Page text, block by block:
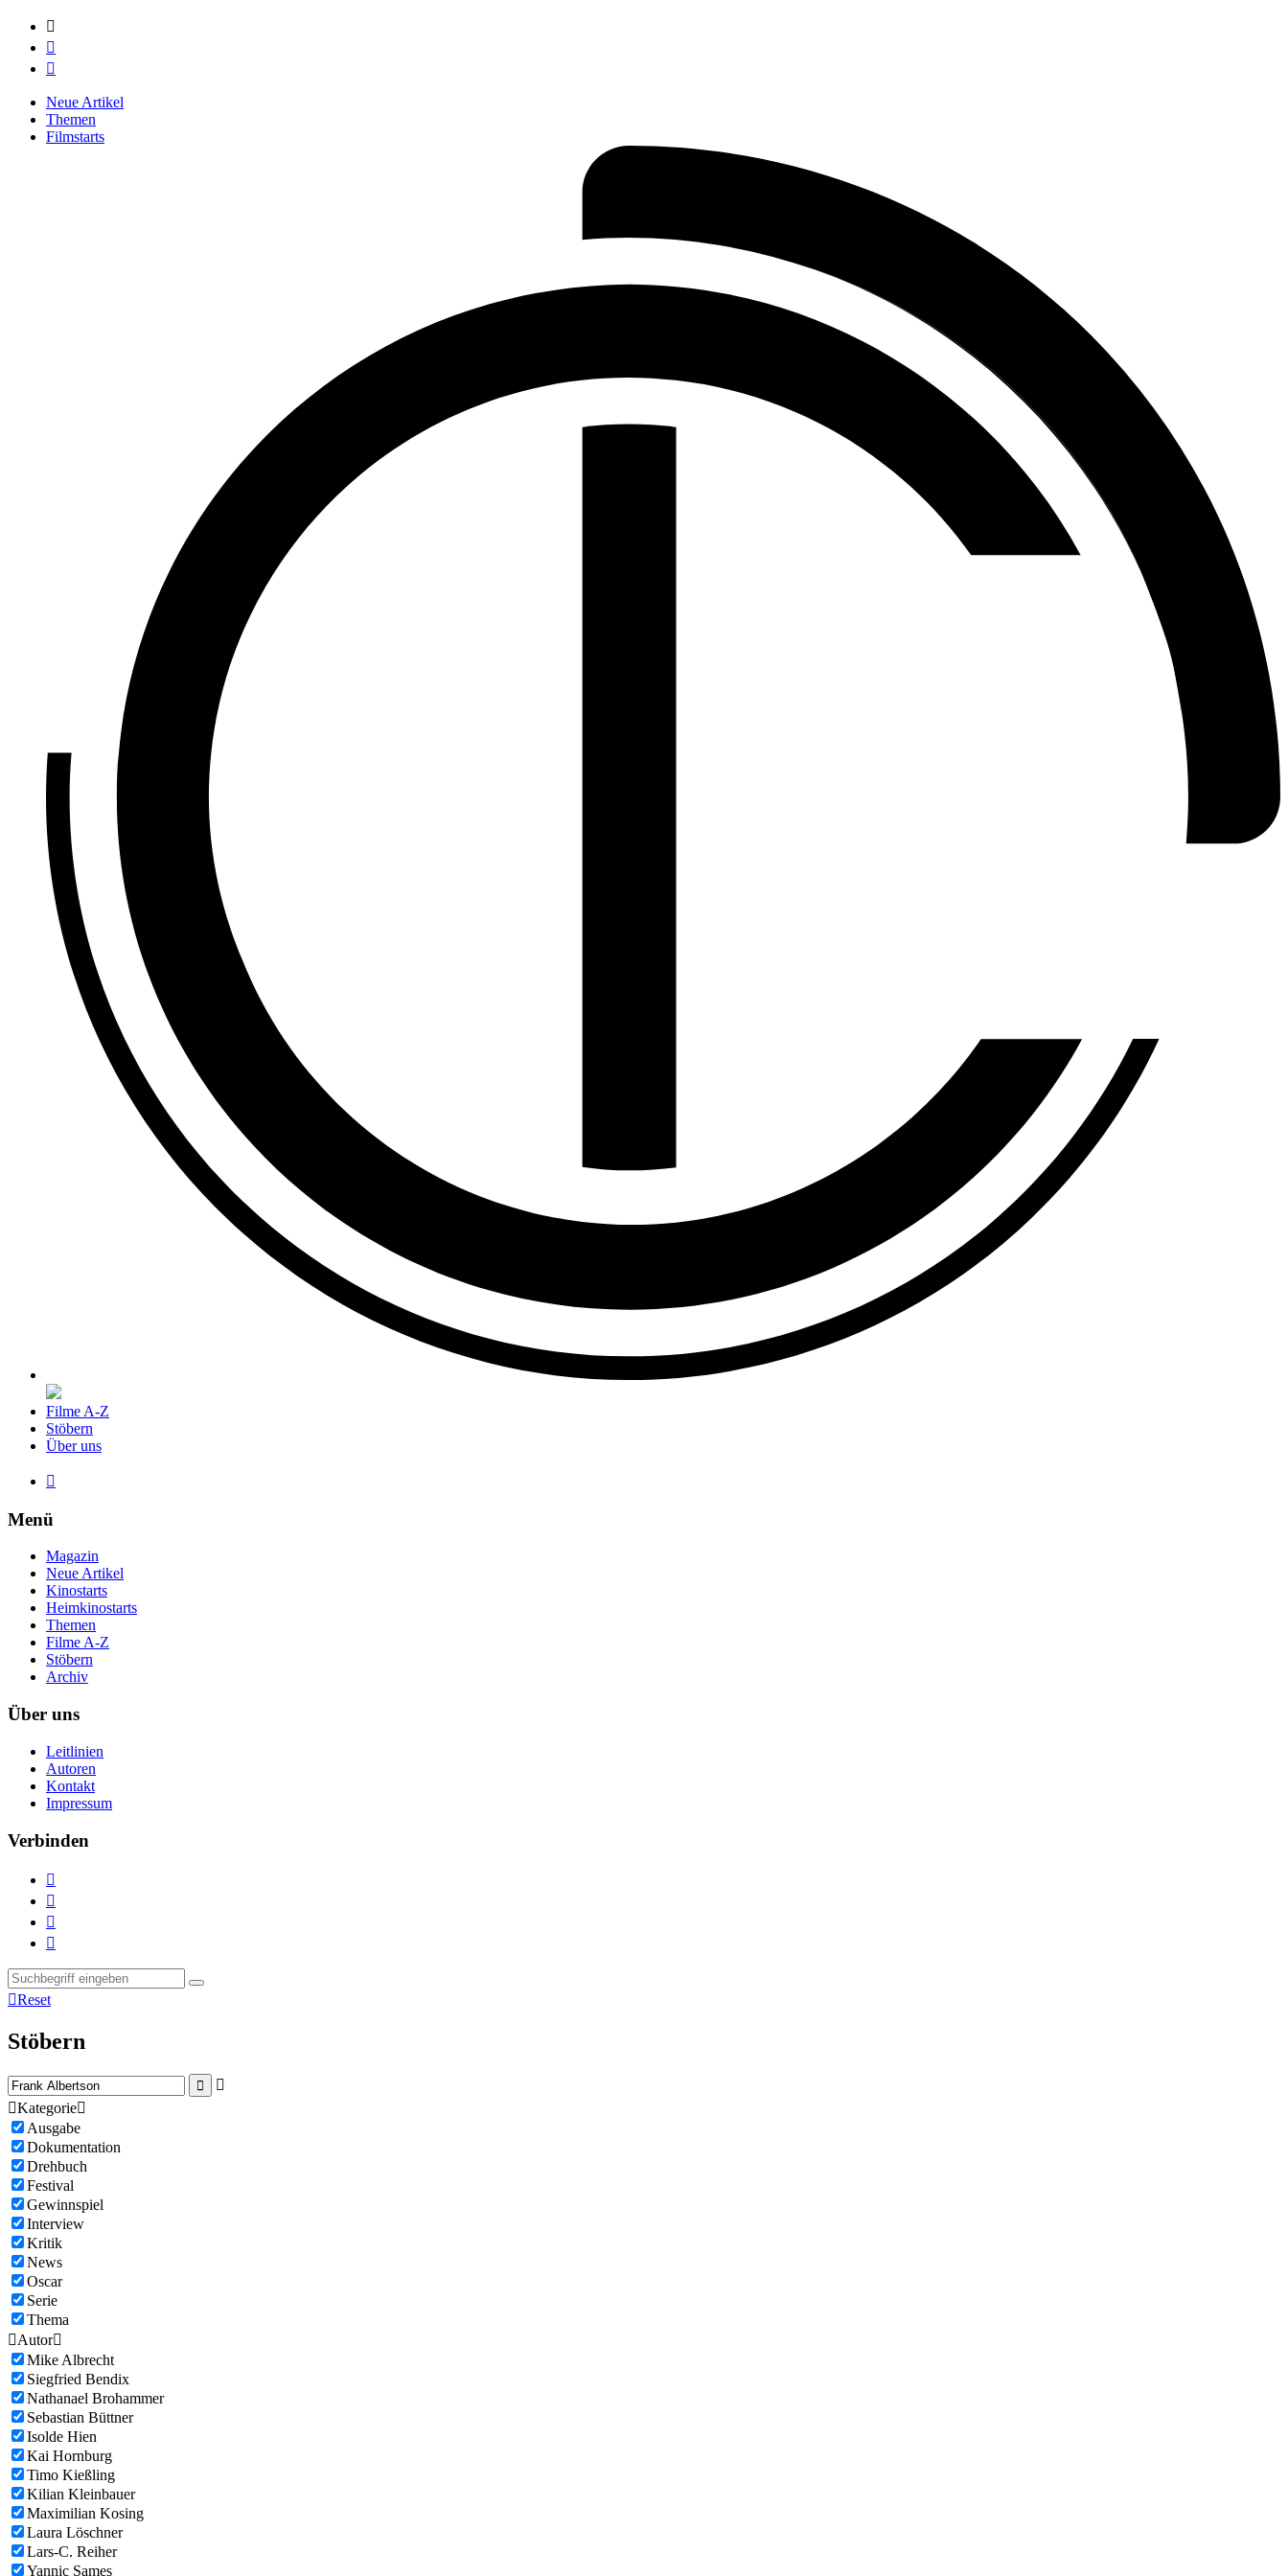



Neue Artikel
Themen
Filmstarts
Filme A-Z
Stöbern
Über uns

Menü
Magazin
Neue Artikel
Kinostarts
Heimkinostarts
Themen
Filme A-Z
Stöbern
Archiv
Über uns
Leitlinien
Autoren
Kontakt
Impressum
Verbinden




Reset
Stöbern


Kategorie
Ausgabe
Dokumentation
Drehbuch
Festival
Gewinnspiel
Interview
Kritik
News
Oscar
Serie
Thema
Autor
Mike Albrecht
Siegfried Bendix
Nathanael Brohammer
Sebastian Büttner
Isolde Hien
Kai Hornburg
Timo Kießling
Kilian Kleinbauer
Maximilian Kosing
Laura Löschner
Lars-C. Reiher
Yannic Sames